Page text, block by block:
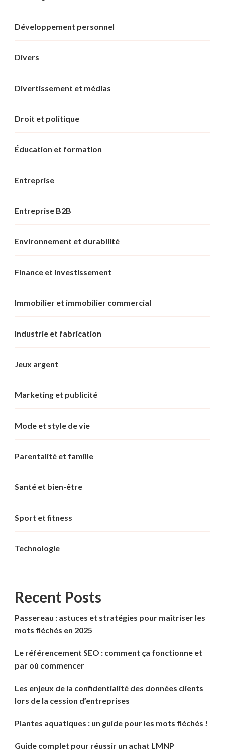
Développement personnel
Divers
Divertissement et médias
Droit et politique
Éducation et formation
Entreprise
Entreprise B2B
Environnement et durabilité
Finance et investissement
Immobilier et immobilier commercial
Industrie et fabrication
Jeux argent
Marketing et publicité
Mode et style de vie
Parentalité et famille
Santé et bien-être
Sport et fitness
Technologie
Recent Posts
Passereau : astuces et stratégies pour maîtriser les
mots fléchés en 2025
Le référencement SEO : comment ça fonctionne et
par où commencer
Les enjeux de la confidentialité des données clients
lors de la cession d’entreprises
Plantes aquatiques : un guide pour les mots fléchés !
Guide complet pour réussir un achat LMNP